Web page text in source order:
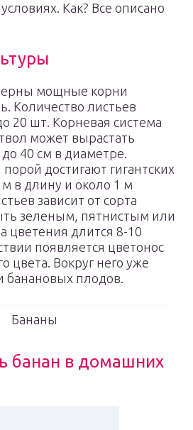
Как? Все описано
мощные корни
Количество листьев
20 шт. Корневая система
может вырастать
40 см в диаметре.
достигают гигантских
в длину и около 1 м
зависит от сорта
зеленым, пятнистым или
цветения длится 8-10
появляется цветонос
цвета. Вокруг него уже
банановых плодов.
Бананы
банан в домашних